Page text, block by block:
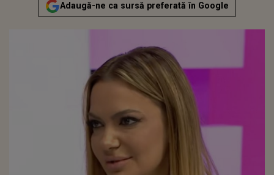
Adaugă-ne ca sursă preferată în Google